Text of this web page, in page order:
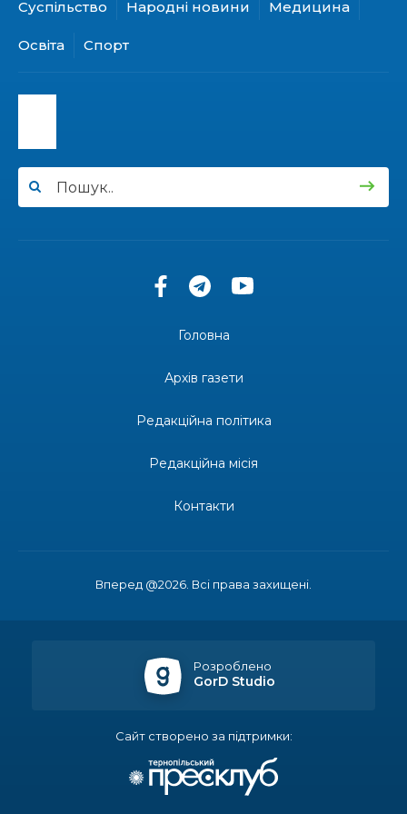
15:24
31 лип
Бахмутянка Ірина Денисенко бере участь у
13:33
30 лип
«Дві музи» у Рівному: свято краси, мистецтва
Одна з найяскравіших постатей Бахмута –
професійним святом
спецрахунки
Іпотеку для ВПО спростили, але з одним
Перемога бахмутян на фіналі Кубка України з
легкоатлетичних метань
Суспільство Народні новини Медицина
Освіта Спорт
Вперед @2026. Всі права захищені.
Головна
Архів газети
Редакційна політика
Редакційна місія
Контакти
Розроблено
GorD Studio
Сайт створено за підтримки: